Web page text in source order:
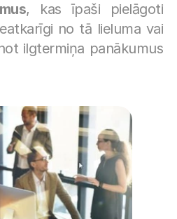
, kas īpaši pielāgoti
no tā lieluma vai
ilgtermiņa panākumus